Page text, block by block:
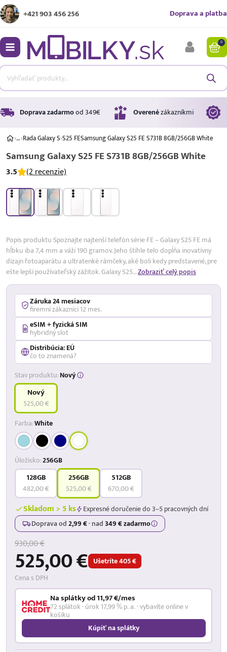
+421 903 456 256 Doprava a platba
0
Doprava zadarmood 349€ Overenézákazníkmi
›…›Rada Galaxy S›S25 FESamsung Galaxy S25 FE S731B 8GB/256GB White
Samsung Galaxy S25 FE S731B 8GB/256GB White
3.5 (2 recenzie)
A A ↑
G
Úrok
17,99 %
Popis produktu Spoznajte najtenší telefón série FE – Galaxy S25 FE má
hĺbku iba 7,4 mm a váži 190 gramov. Jeho štíhle telo dopĺňa inovatívny
dizajn fotoaparátu a ultratenké rámčeky, aké boli kedy predstavené, pre
ešte lepší používateľský zážitok. Galaxy S25…Zobraziť celý popis
Záruka 24 mesiacov
firemní zákazníci 12 mes.
eSIM + fyzická SIM
hybridný slot
Distribúcia: EÚ
čo to znamená?
Stav produktu:Nový
Nový
525,00 €
Farba:White
Úložisko:256GB
128GB
482,00 €
256GB
525,00 €
512GB
670,00 €
Skladom > 5 ks
Expresné doručenie do 3–5 pracovných dní
Doprava od2,99 €·nad349 € zadarmo
930,00 €
525,00 € Ušetríte 405 €
Cena s DPH
Na splátky od 11,97 €/mes
72 splátok · úrok 17,99 % p. a. · vybavíte online v
košíku
Kúpiť na splátky